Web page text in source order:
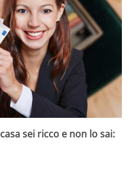
sei ricco e non lo sai: